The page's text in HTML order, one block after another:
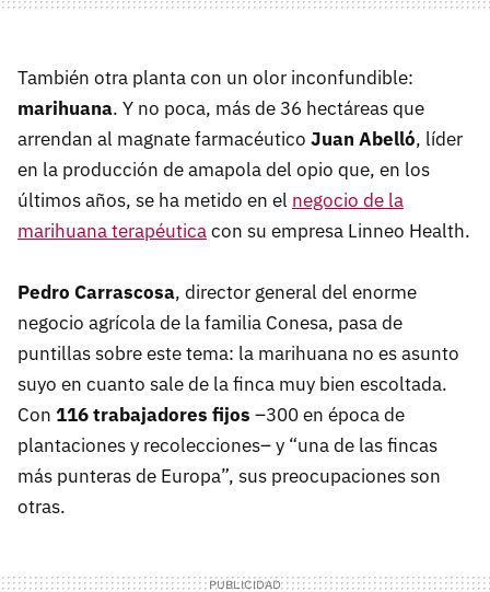
También otra planta con un olor inconfundible:
marihuana. Y no poca, más de 36 hectáreas que
arrendan al magnate farmacéutico Juan Abelló, líder
en la producción de amapola del opio que, en los
últimos años, se ha metido en el negocio de la
marihuana terapéuticacon su empresa Linneo Health.
Pedro Carrascosa, director general del enorme
negocio agrícola de la familia Conesa, pasa de
puntillas sobre este tema: la marihuana no es asunto
suyo en cuanto sale de la finca muy bien escoltada.
Con 116 trabajadores fijos –300 en época de
plantaciones y recolecciones– y “una de las fincas
más punteras de Europa”, sus preocupaciones son
otras.